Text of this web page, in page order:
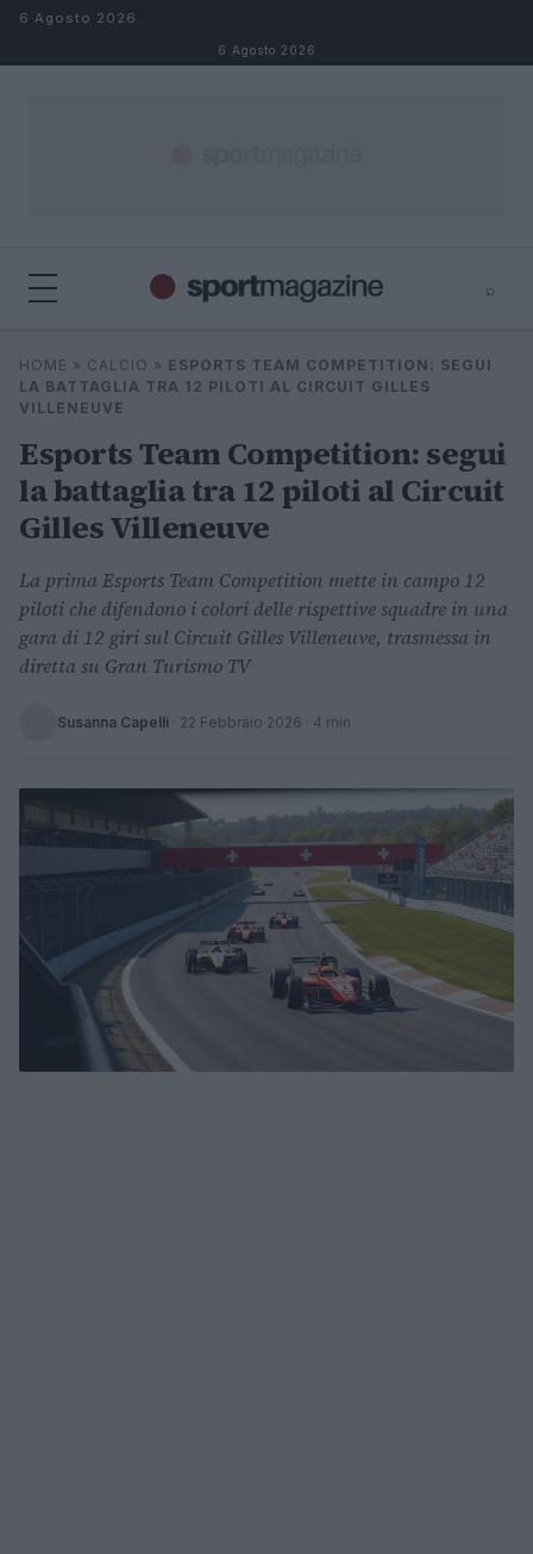
Salta al contenuto
6 Agosto 2026
6 Agosto 2026
⌕
Cerca
⌕
HOME » CALCIO » ESPORTS TEAM COMPETITION: SEGUI
LA BATTAGLIA TRA 12 PILOTI AL CIRCUIT GILLES
VILLENEUVE
Esports Team Competition: segui
la battaglia tra 12 piloti al Circuit
Gilles Villeneuve
La prima Esports Team Competition mette in campo 12
piloti che difendono i colori delle rispettive squadre in una
gara di 12 giri sul Circuit Gilles Villeneuve, trasmessa in
diretta su Gran Turismo TV
Susanna Capelli · 22 Febbraio 2026 · 4 min